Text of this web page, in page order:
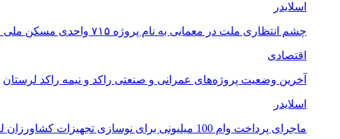
اسلایدر
چشم انتظاری ملت در معمایی به نام پروژه ۷۱۵ واحدی مسکن ملی خرم آباد
اقتصادی
آخرین وضعیت پروژه‌های عمرانی و صنعتی راکد و نیمه راکد لرستان
اسلایدر
ماجرای پرداخت وام 100 میلیونی برای نوسازی تجهیزات کشاورزان لرستانی چیست؟